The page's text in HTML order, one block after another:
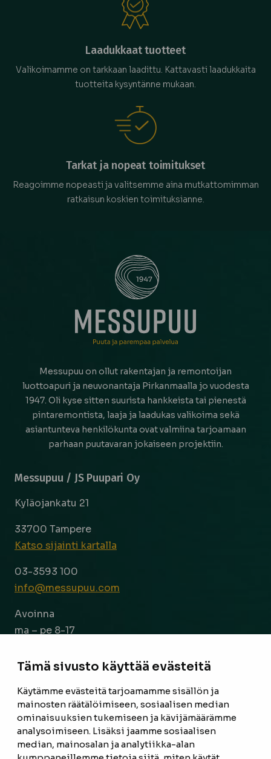
Tämä sivusto käyttää evästeitä
Käytämme evästeitä tarjoamamme sisällön ja
mainosten räätälöimiseen, sosiaalisen median
ominaisuuksien tukemiseen ja kävijämäärämme
analysoimiseen. Lisäksi jaamme sosiaalisen
median, mainosalan ja analytiikka-alan
Laadukkaat tuotteet
Valikoimamme on tarkkaan laadittu. Kattavasti laadukkaita
tuotteita kysyntänne mukaan.
Tarkat ja nopeat toimitukset
Reagoimme nopeasti ja valitsemme aina mutkattomimman
ratkaisun koskien toimituksianne.
Messupuu on ollut rakentajan ja remontoijan
luottoapuri ja neuvonantaja Pirkanmaalla jo vuodesta
1947. Oli kyse sitten suurista hankkeista tai pienestä
pintaremontista, laaja ja laadukas valikoima sekä
asiantunteva henkilökunta ovat valmiina tarjoamaan
parhaan puutavaran jokaiseen projektiin.
Messupuu / JS Puupari Oy
Kyläojankatu 21
33700 Tampere
Katso sijainti kartalla
03-3593 100
info@messupuu.com
Avoinna
ma – pe 8-17
ETUSIVU
TUOTTEET